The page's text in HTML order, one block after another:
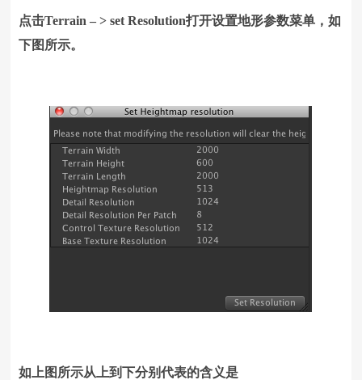
点击Terrain – > set Resolution打开设置地形参数菜单，如
下图所示。
如上图所示从上到下分别代表的含义是